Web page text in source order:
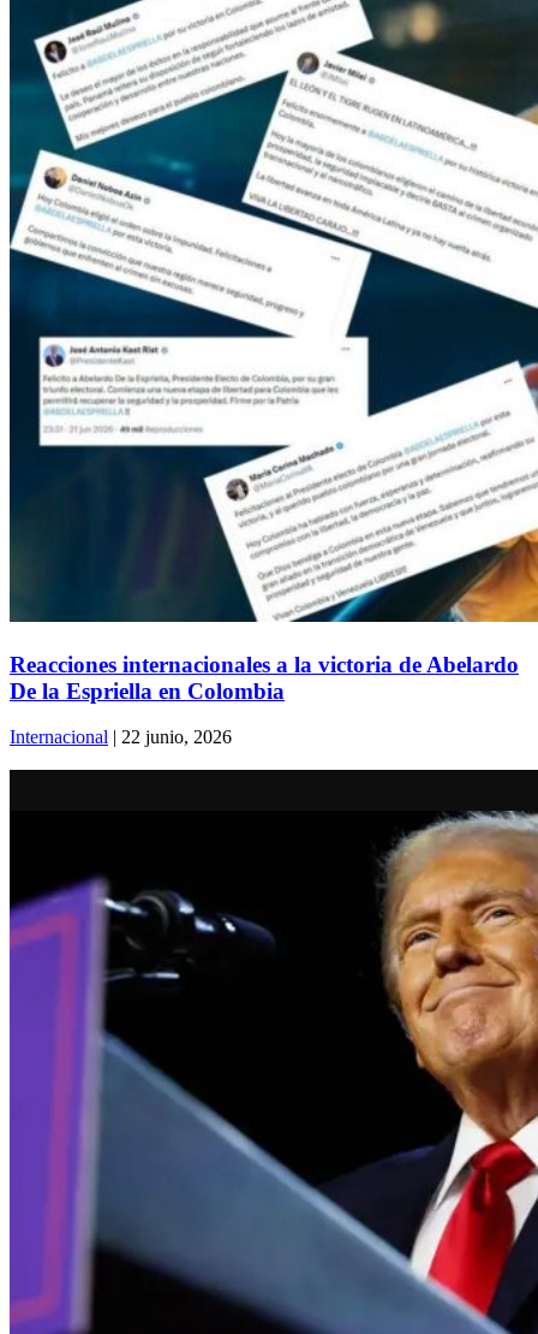
Reacciones internacionales a la victoria de Abelardo
De la Espriella en Colombia
Internacional | 22 junio, 2026